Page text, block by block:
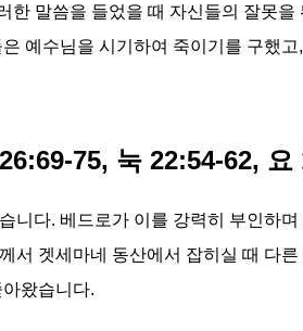
한 말씀을 들었을 때 자신들의 잘못
예수님을 시기하여 죽이기를 구했
75, 눅 22:54-62, 요
니다. 베드로가 이를 강력히 부인하
서 겟세마네 동산에서 잡히실 때 다
왔습니다.